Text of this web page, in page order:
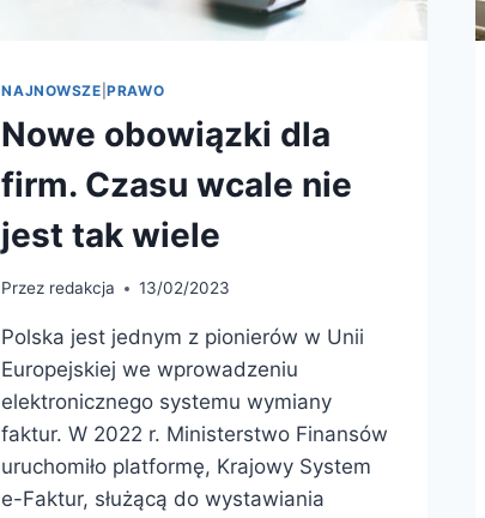
NAJNOWSZE |PRAWO
Nowe obowiązki dla
firm. Czasu wcale nie
jest tak wiele
Przez redakcja 13/02/2023
Polska jest jednym z pionierów w Unii
Europejskiej we wprowadzeniu
elektronicznego systemu wymiany
faktur. W 2022 r. Ministerstwo Finansów
uruchomiło platformę, Krajowy System
e-Faktur, służącą do wystawiania